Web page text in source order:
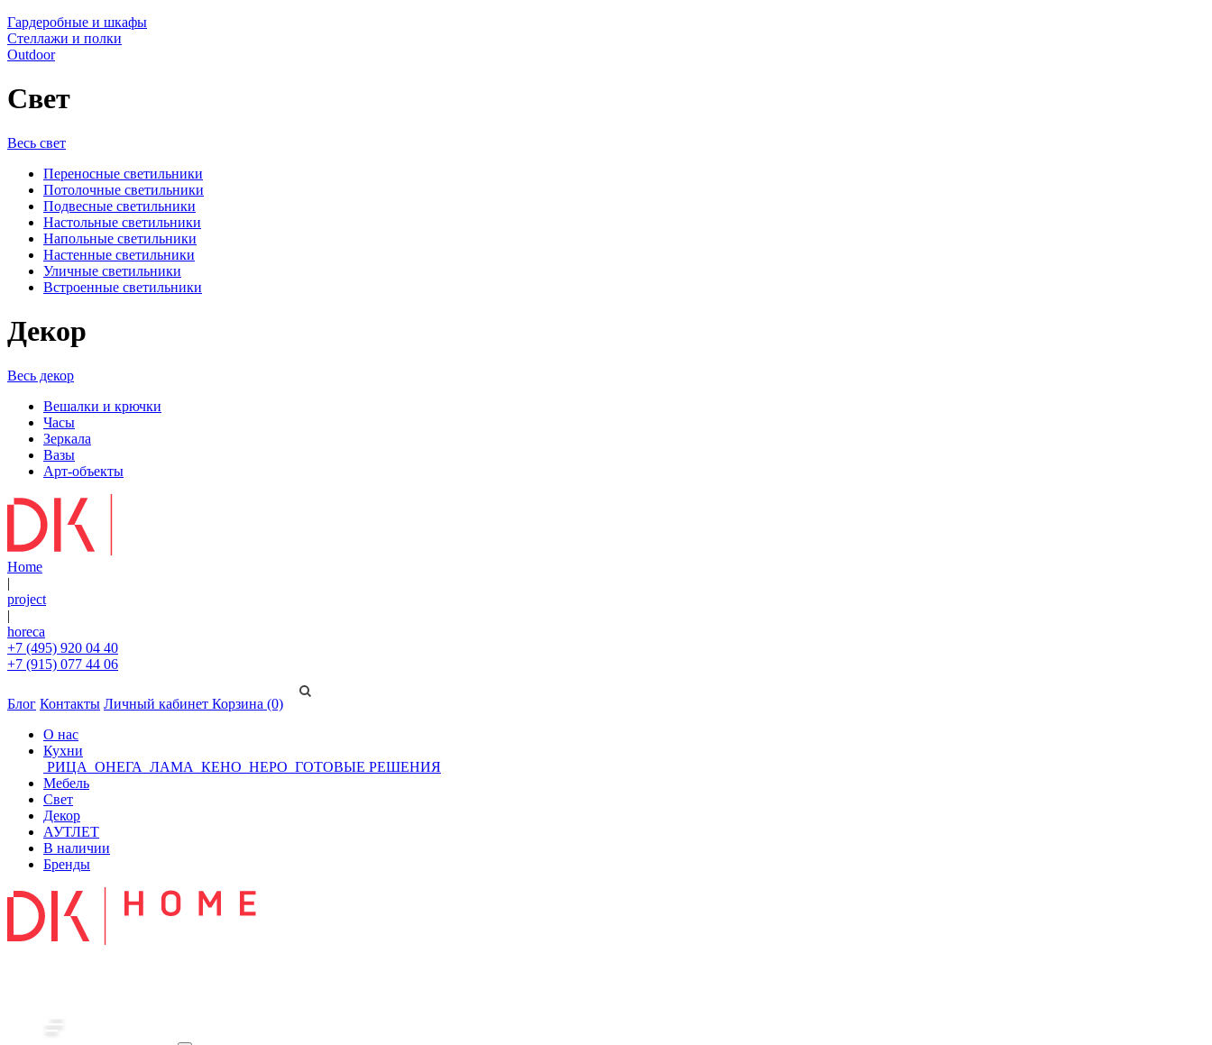
Гардеробные и шкафы
Стеллажи и полки
Outdoor
Свет
Весь свет
Переносные светильники
Потолочные светильники
Подвесные светильники
Настольные светильники
Напольные светильники
Настенные светильники
Уличные светильники
Встроенные светильники
Декор
Весь декор
Вешалки и крючки
Часы
Зеркала
Вазы
Арт-объекты
Home
|
project
|
horeca
+7 (495) 920 04 40
+7 (915) 077 44 06
Блог Контакты Личный кабинет Корзина (0)
О нас
Кухни
РИЦА ОНЕГА ЛАМА КЕНО НЕРО ГОТОВЫЕ РЕШЕНИЯ
Мебель
Свет
Декор
АУТЛЕТ
В наличии
Бренды